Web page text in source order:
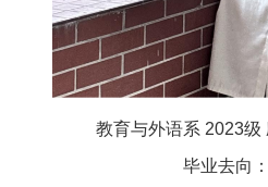
教育与外语系 2023级
毕业去向